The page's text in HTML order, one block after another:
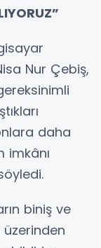
Nur Çebiş,
daha
imkânı
biniş ve
üzerinden